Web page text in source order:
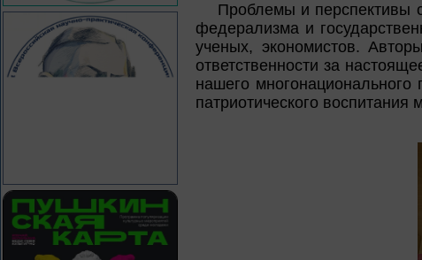
Проблемы и перспективы
федерализма и
ученых, экономистов.
ответственности за
нашего
патриотического воспитания